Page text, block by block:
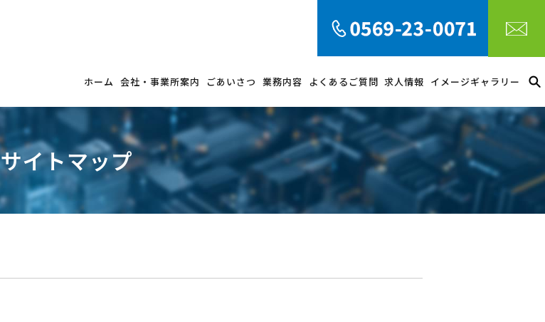
ホーム 会社・事業所案内 ごあいさつ 業務内容 よくあるご質問 求人情報 イメージギャラリー
サイトマップ